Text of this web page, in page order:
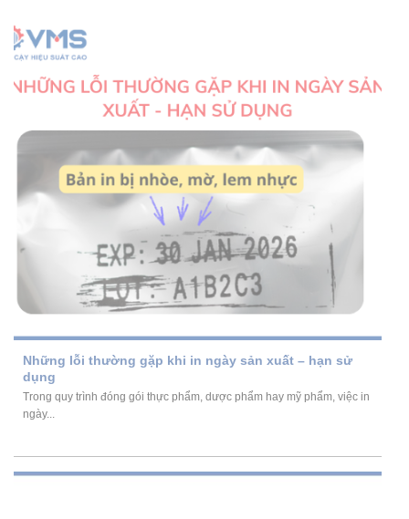
Những lỗi thường gặp khi in ngày sản xuất – hạn sử
dụng
Trong quy trình đóng gói thực phẩm, dược phẩm hay mỹ phẩm, việc in
ngày...